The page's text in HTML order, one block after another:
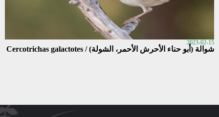
2023-02-15
شوالة (أبو حناء الأحرش الأحمر، الشولة) / Cercotrichas galactotes